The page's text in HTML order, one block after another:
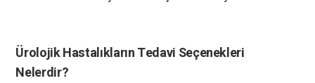
Ürolojik Hastalıkların Tedavi Seçenekleri
Nelerdir?